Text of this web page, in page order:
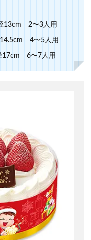
13cm 2〜3人用
4〜5人用
17cm 6〜7人用